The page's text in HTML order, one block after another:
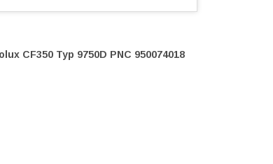
CF350 Typ 9750D PNC 950074018